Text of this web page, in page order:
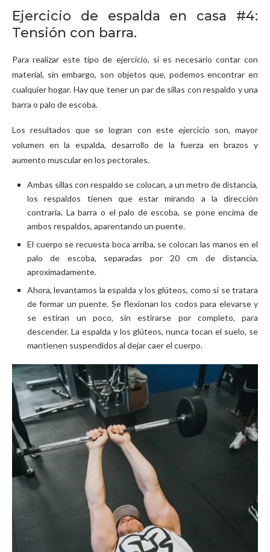
Ejercicio de espalda en casa #4:
Tensión con barra.
Para realizar este tipo de ejercicio, si es necesario contar con
material, sin embargo, son objetos que, podemos encontrar en
cualquier hogar. Hay que tener un par de sillas con respaldo y una
barra o palo de escoba.
Los resultados que se logran con este ejercicio son, mayor
volumen en la espalda, desarrollo de la fuerza en brazos y
aumento muscular en los pectorales.
Ambas sillas con respaldo se colocan, a un metro de distancia,
los respaldos tienen que estar mirando a la dirección
contraria. La barra o el palo de escoba, se pone encima de
ambos respaldos, aparentando un puente.
El cuerpo se recuesta boca arriba, se colocan las manos en el
palo de escoba, separadas por 20 cm de distancia,
aproximadamente.
Ahora, levantamos la espalda y los glúteos, como si se tratara
de formar un puente. Se flexionan los codos para elevarse y
se estiran un poco, sin estirarse por completo, para
descender. La espalda y los glúteos, nunca tocan el suelo, se
mantienen suspendidos al dejar caer el cuerpo.